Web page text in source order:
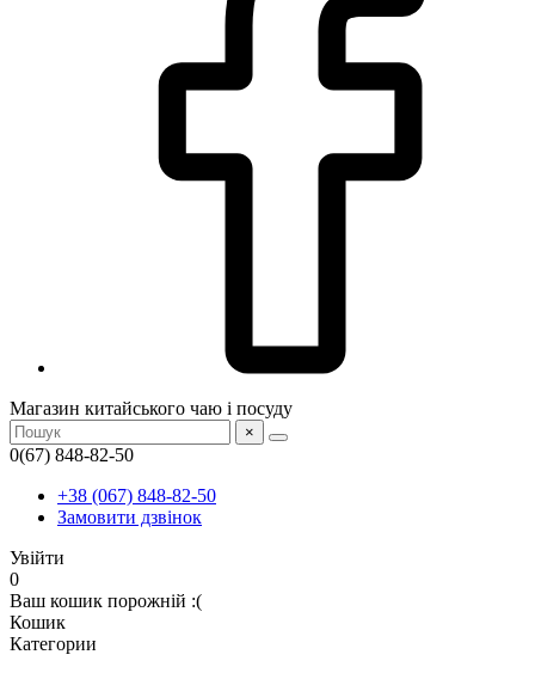
Магазин китайського чаю і посуду
×
0(67) 848-82-50
+38 (067) 848-82-50
Замовити дзвінок
Увійти
0
Ваш кошик порожній :(
Кошик
Категории